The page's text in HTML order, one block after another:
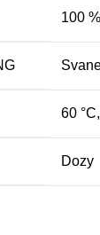
100
60
Dozy